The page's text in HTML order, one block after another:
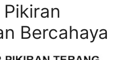
Bercahaya